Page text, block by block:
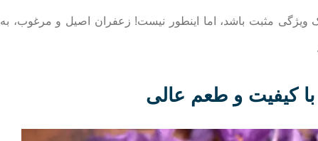
مثبت باشد، اما اینطور نیست! زعفران اصیل و مرغوب، به
کیفیت و طعم عالی